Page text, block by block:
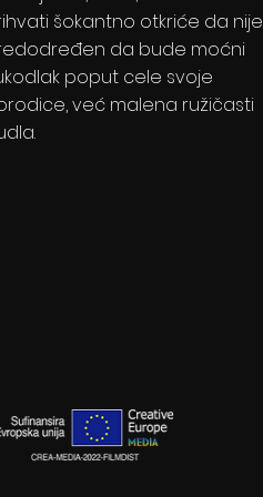
šokantno otkriće da nije
da bude moćni
poput cele svoje
već malena ružičasti